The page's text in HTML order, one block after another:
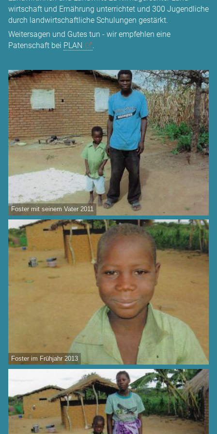
wirtschaft und Ernährung unterrichtet und 300 Jugendliche
durch landwirt­schaftliche Schulungen gestärkt.
Weitersagen und Gutes tun - wir empfehlen eine
Patenschaft bei PLAN .
Foster mit seinem Vater 2011
Foster im Frühjahr 2013